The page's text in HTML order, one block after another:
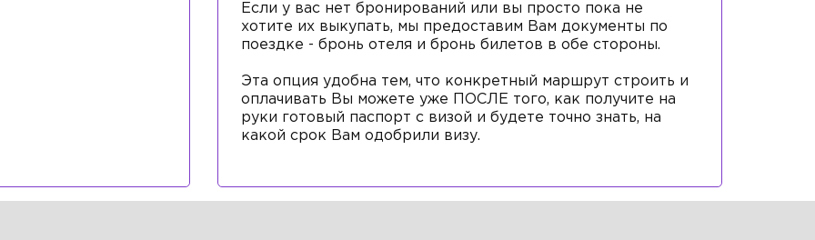
Если у вас нет бронирований или вы просто пока не
хотите их выкупать, мы предоставим Вам документы по
поездке - бронь отеля и бронь билетов в обе стороны.
Эта опция удобна тем, что конкретный маршрут строить и
оплачивать Вы можете уже ПОСЛЕ того, как получите на
руки готовый паспорт с визой и будете точно знать, на
какой срок Вам одобрили визу.